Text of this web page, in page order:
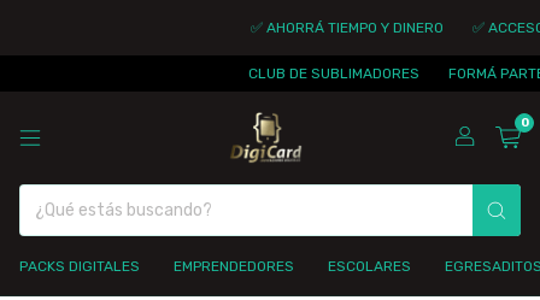
✅ AHORRÁ TIEMPO Y DINERO ✅ ACCESO
CLUB DE SUBLIMADORES FORMÁ PARTE
0
PACKS DIGITALES EMPRENDEDORES ESCOLARES